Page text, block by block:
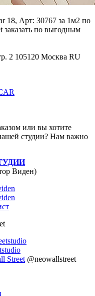
18, Арт: 30767 за 1м2 по
заказать по выгодным
2 105120 Москва RU
или вы хотите
студии? Нам важно
Виден)
Street @neowallstreet